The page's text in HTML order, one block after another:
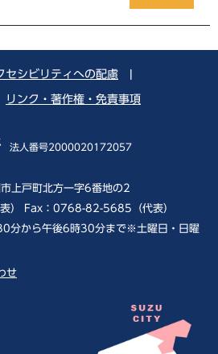
セシビリティへの配慮
リンク・著作権・免責事項
法人番号2000020172057
上戸町北方一字6番地の2
） Fax：0768-82-5685（代表）
分から午後6時30分まで※土曜日・日曜
せ